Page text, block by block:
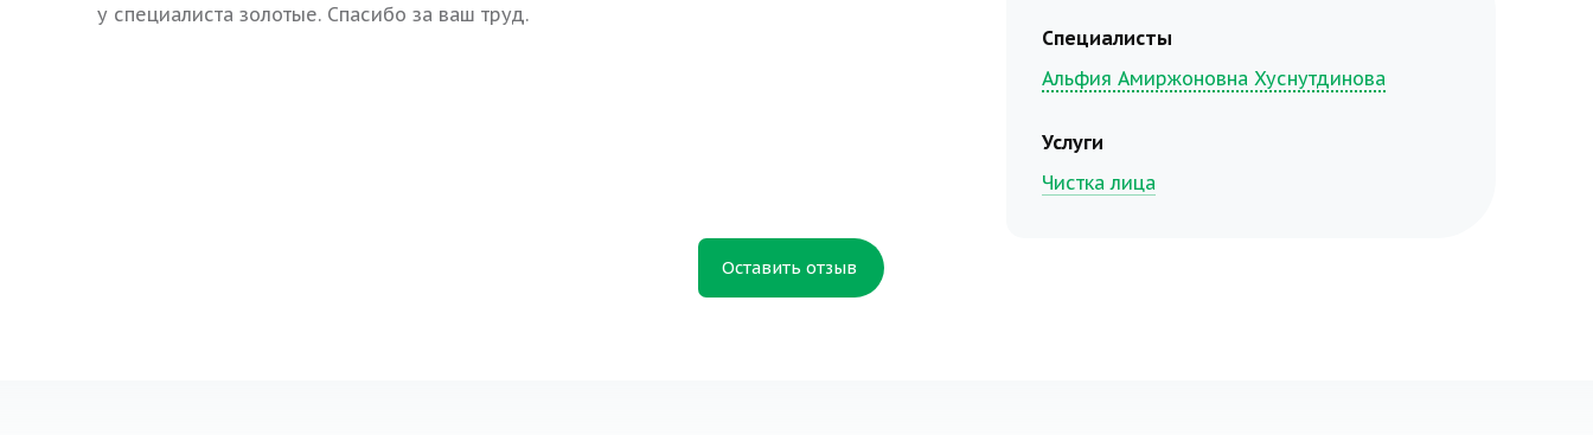
у специалиста золотые. Спасибо за ваш труд.
Специалисты
Альфия Амиржоновна Хуснутдинова
Услуги
Чистка лица
Оставить отзыв